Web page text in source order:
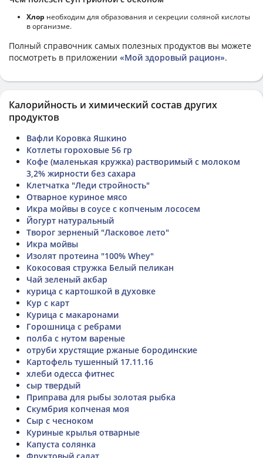
Хлор необходим для образования и секреции соляной кислоты
в организме.
Полный справочник самых полезных продуктов вы можете
посмотреть в приложении «Мой здоровый рацион».
Калорийность и химический состав других
продуктов
Вафли Коровка Яшкино
Котлеты гороховые 56 гр
Кофе (маленькая кружка) растворимый с молоком
3,2% жирности без сахара
Клетчатка "Леди стройность"
Отварное куриное мясо
Икра мойвы в соусе с копченым лососем
Йогурт натуральный
Творог зерненый "Ласковое лето"
Икра мойвы
Изолят протеина "100% Whey"
Кокосовая стружка Белый пеликан
Чай зеленый акбар
курица с картошкой в духовке
Кур с карт
Курица с макаронами
Горошница с ребрами
полба с нутом вареные
отруби хрустящие ржаные бородинские
Картофель тушенный 17.11.16
хлеби одесса фитнес
сыр твердый
Приправа для рыбы золотая рыбка
Скумбрия копченая моя
Сыр с чесноком
Куриные крылья отварные
Капуста солянка